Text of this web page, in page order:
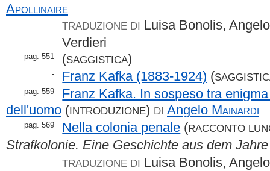
Apollinaire
TRADUZIONE DI Luisa Bonolis,
Verdieri
pag. 551 (SAGGISTICA)
- Franz Kafka (1883-1924) (
pag. 559
Franz Kafka. In sospeso tra
dell'uomo (INTRODUZIONE) DI Angelo Mainardi
pag. 569 Nella colonia penale (RACCONTO
Strafkolonie. Eine Geschichte aus dem
TRADUZIONE DI Luisa Bonolis,